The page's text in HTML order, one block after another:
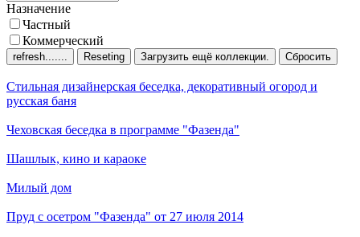
Назначение
Частный
Коммерческий
Сбросить
Стильная дизайнерская беседка, декоративный огород и
русская баня
Чеховская беседка в программе "Фазенда"
Шашлык, кино и караоке
Милый дом
Пруд с осетром "Фазенда" от 27 июля 2014